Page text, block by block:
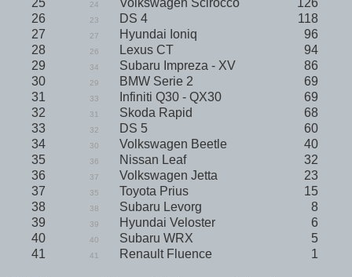
24
26
23 DS 4
118
27
27 Hyundai Ioniq
96
28
26 Lexus CT
94
29
34 Subaru Impreza - XV
86
30
29 BMW Serie 2
69
31
33 Infiniti Q30 - QX30
69
32
31 Skoda Rapid
68
33
32 DS 5
60
34
30 Volkswagen Beetle
40
35
36 Nissan Leaf
32
36
37 Volkswagen Jetta
23
37
35 Toyota Prius
15
38
38 Subaru Levorg
8
39
39 Hyundai Veloster
6
40
40 Subaru WRX
5
41
41 Renault Fluence 1